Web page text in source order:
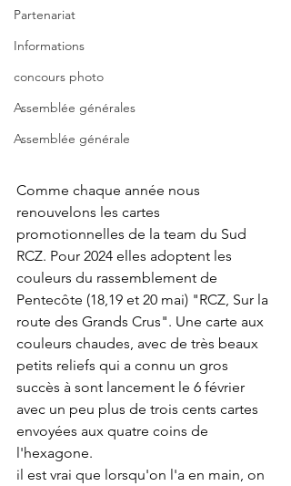
Partenariat
Informations
concours photo
Assemblée générales
Assemblée générale
Comme chaque année nous
renouvelons les cartes
promotionnelles de la team du Sud
RCZ. Pour 2024 elles adoptent les
couleurs du rassemblement de
Pentecôte (18,19 et 20 mai) "RCZ, Sur la
route des Grands Crus". Une carte aux
couleurs chaudes, avec de très beaux
petits reliefs qui a connu un gros
succès à sont lancement le 6 février
avec un peu plus de trois cents cartes
envoyées aux quatre coins de
l'hexagone.
il est vrai que lorsqu'on l'a en main, on